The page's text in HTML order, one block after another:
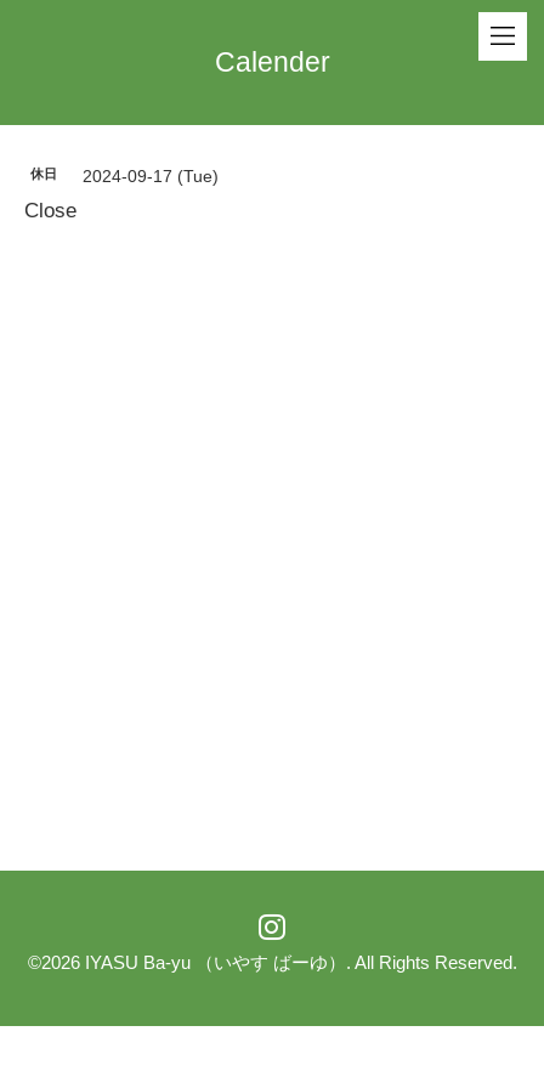
Calender
休日 2024-09-17 (Tue)
Close
©2026 IYASU Ba-yu （いやす ばーゆ） . All Rights Reserved.